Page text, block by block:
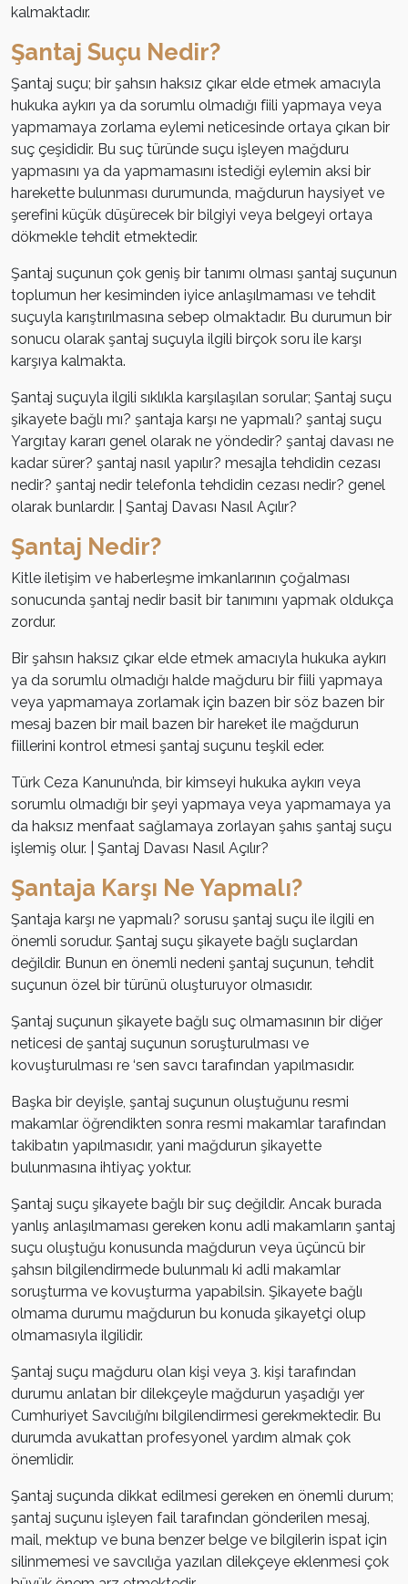
kalmaktadır.
Şantaj Suçu Nedir?
Şantaj suçu; bir şahsın haksız çıkar elde etmek amacıyla
hukuka aykırı ya da sorumlu olmadığı fiili yapmaya veya
yapmamaya zorlama eylemi neticesinde ortaya çıkan bir
suç çeşididir. Bu suç türünde suçu işleyen mağduru
yapmasını ya da yapmamasını istediği eylemin aksi bir
harekette bulunması durumunda, mağdurun haysiyet ve
şerefini küçük düşürecek bir bilgiyi veya belgeyi ortaya
dökmekle tehdit etmektedir.
Şantaj suçunun çok geniş bir tanımı olması şantaj suçunun
toplumun her kesiminden iyice anlaşılmaması ve tehdit
suçuyla karıştırılmasına sebep olmaktadır. Bu durumun bir
sonucu olarak şantaj suçuyla ilgili birçok soru ile karşı
karşıya kalmakta.
Şantaj suçuyla ilgili sıklıkla karşılaşılan sorular; Şantaj suçu
şikayete bağlı mı? şantaja karşı ne yapmalı? şantaj suçu
Yargıtay kararı genel olarak ne yöndedir? şantaj davası ne
kadar sürer? şantaj nasıl yapılır? mesajla tehdidin cezası
nedir? şantaj nedir telefonla tehdidin cezası nedir? genel
olarak bunlardır. | Şantaj Davası Nasıl Açılır?
Şantaj Nedir?
Kitle iletişim ve haberleşme imkanlarının çoğalması
sonucunda şantaj nedir basit bir tanımını yapmak oldukça
zordur.
Bir şahsın haksız çıkar elde etmek amacıyla hukuka aykırı
ya da sorumlu olmadığı halde mağduru bir fiili yapmaya
veya yapmamaya zorlamak için bazen bir söz bazen bir
mesaj bazen bir mail bazen bir hareket ile mağdurun
fiillerini kontrol etmesi şantaj suçunu teşkil eder.
Türk Ceza Kanunu’nda, bir kimseyi hukuka aykırı veya
sorumlu olmadığı bir şeyi yapmaya veya yapmamaya ya
da haksız menfaat sağlamaya zorlayan şahıs şantaj suçu
işlemiş olur. | Şantaj Davası Nasıl Açılır?
Şantaja Karşı Ne Yapmalı?
Şantaja karşı ne yapmalı? sorusu şantaj suçu ile ilgili en
önemli sorudur. Şantaj suçu şikayete bağlı suçlardan
değildir. Bunun en önemli nedeni şantaj suçunun, tehdit
suçunun özel bir türünü oluşturuyor olmasıdır.
Şantaj suçunun şikayete bağlı suç olmamasının bir diğer
neticesi de şantaj suçunun soruşturulması ve
kovuşturulması re ‘sen savcı tarafından yapılmasıdır.
Başka bir deyişle, şantaj suçunun oluştuğunu resmi
makamlar öğrendikten sonra resmi makamlar tarafından
takibatın yapılmasıdır, yani mağdurun şikayette
bulunmasına ihtiyaç yoktur.
Şantaj suçu şikayete bağlı bir suç değildir. Ancak burada
yanlış anlaşılmaması gereken konu adli makamların şantaj
suçu oluştuğu konusunda mağdurun veya üçüncü bir
şahsın bilgilendirmede bulunmalı ki adli makamlar
soruşturma ve kovuşturma yapabilsin. Şikayete bağlı
olmama durumu mağdurun bu konuda şikayetçi olup
olmamasıyla ilgilidir.
Şantaj suçu mağduru olan kişi veya 3. kişi tarafından
durumu anlatan bir dilekçeyle mağdurun yaşadığı yer
Cumhuriyet Savcılığı’nı bilgilendirmesi gerekmektedir. Bu
durumda avukattan profesyonel yardım almak çok
önemlidir.
Şantaj suçunda dikkat edilmesi gereken en önemli durum;
şantaj suçunu işleyen fail tarafından gönderilen mesaj,
mail, mektup ve buna benzer belge ve bilgilerin ispat için
silinmemesi ve savcılığa yazılan dilekçeye eklenmesi çok